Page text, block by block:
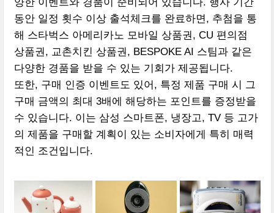
동안 일정 횟수 이상 출석체크를 완료하면, 추첨을 통
해 스타벅스 아메리카노 모바일 상품권, CU 편의점
상품권, 교촌치킨 상품권, BESPOKE AI 스팀과 같은
다양한 경품을 받을 수 있는 기회가 제공됩니다.
또한, 구매 인증 이벤트도 있어, 특정 제품 구매 시 그
구매 금액의 최대 3배에 해당하는 포인트를 증정받을
수 있습니다. 이는 삼성 스마트폰, 냉장고, TV 등 고가
의 제품을 구매할 계획이 있는 소비자에게 특히 매력
적인 조건입니다.